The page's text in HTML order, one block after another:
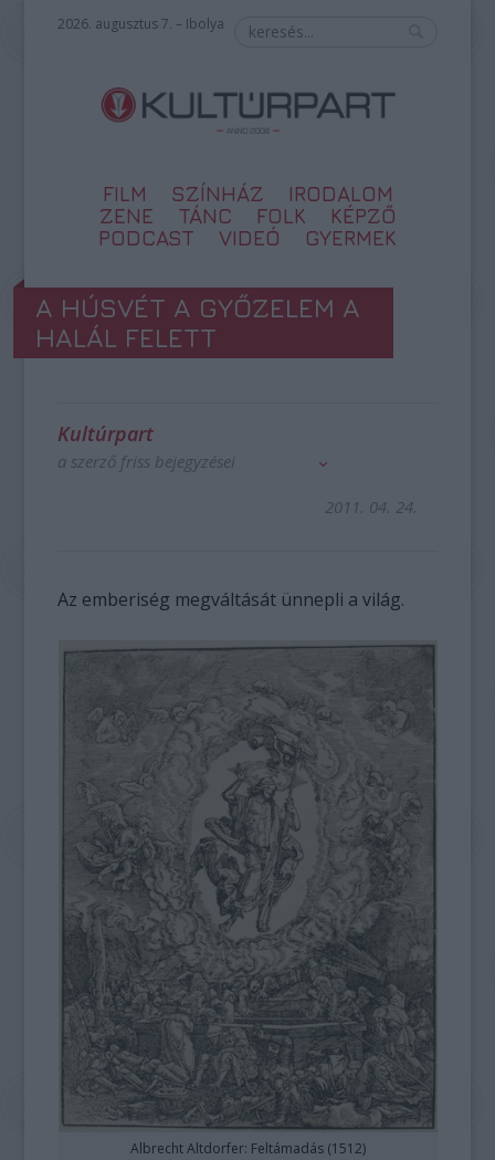
2026. augusztus 7. – Ibolya
FILM SZÍNHÁZ
IRODALOM
ZENE
TÁNC FOLK
KÉPZŐ
PODCAST
VIDEÓ GYERMEK
A HÚSVÉT A GYŐZELEM A
HALÁL FELETT
Kultúrpart
a szerző friss bejegyzései
2011. 04. 24.
Az emberiség megváltását ünnepli a világ.
Albrecht Altdorfer: Feltámadás (1512)